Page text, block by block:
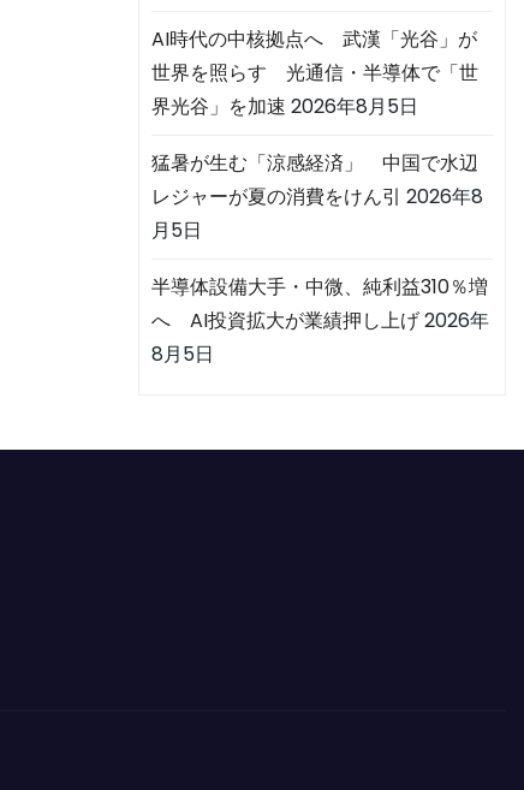
AI時代の中核拠点へ 武漢「光谷」が
世界を照らす 光通信・半導体で「世
界光谷」を加速 2026年8月5日
猛暑が生む「涼感経済」 中国で水辺
レジャーが夏の消費をけん引 2026年8
月5日
半導体設備大手・中微、純利益310％増
へ AI投資拡大が業績押し上げ2026年
8月5日